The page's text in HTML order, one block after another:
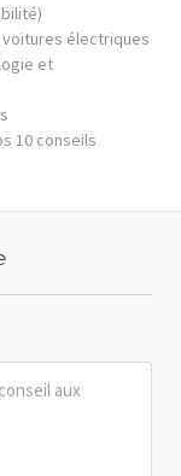
électriques
et
10 conseils